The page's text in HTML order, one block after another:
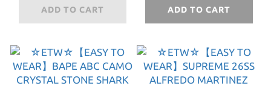
Tee 猿人 聯名 寬
版 韓團
ADD TO CART
FIT TEE 猿人頭 寬
鬆版型 短T 塗鴉
ADD TO CART